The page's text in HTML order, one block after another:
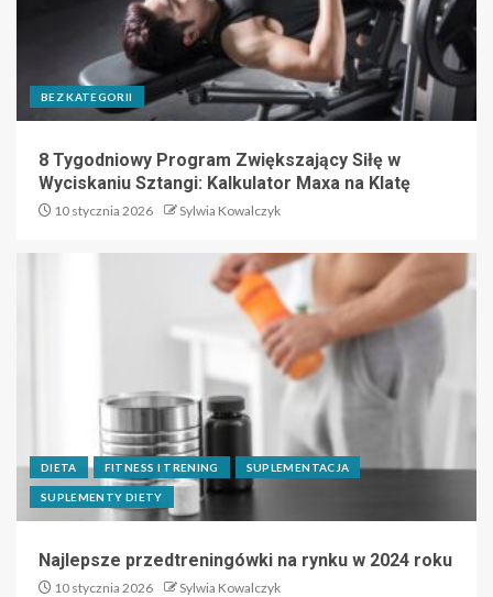
BEZ KATEGORII
8 Tygodniowy Program Zwiększający Siłę w
Wyciskaniu Sztangi: Kalkulator Maxa na Klatę
10 stycznia 2026 Sylwia Kowalczyk
DIETA FITNESS I TRENING SUPLEMENTACJA
SUPLEMENTY DIETY
Najlepsze przedtreningówki na rynku w 2024 roku
10 stycznia 2026 Sylwia Kowalczyk